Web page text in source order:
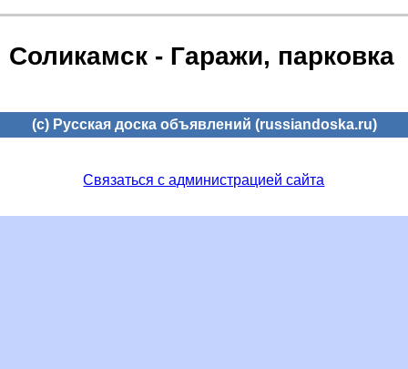
Соликамск - Гаражи, парковка
(c) Русская доска объявлений (russiandoska.ru)
Связаться с администрацией сайта